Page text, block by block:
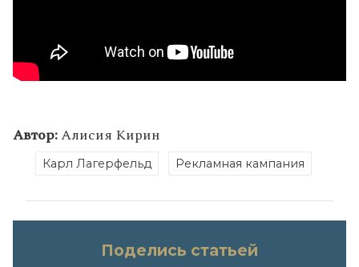
Автор:Алисия Кирин
Карл Лагерфельд Рекламная кампания
Поделись статьей